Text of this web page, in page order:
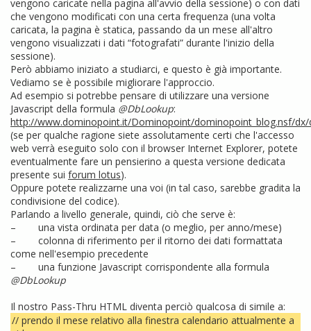
vengono caricate nella pagina all'avvio della sessione) o con dati
che vengono modificati con una certa frequenza (una volta
caricata, la pagina è statica, passando da un mese all'altro
vengono visualizzati i dati “fotografati” durante l'inizio della
sessione).
Però abbiamo iniziato a studiarci, e questo è già importante.
Vediamo se è possibile migliorare l'approccio.
Ad esempio si potrebbe pensare di utilizzare una versione
Javascript della formula @DbLookup:
http://www.dominopoint.it/Dominopoint/dominopoint_blog.nsf/dx/
(se per qualche ragione siete assolutamente certi che l'accesso
web verrà eseguito solo con il browser Internet Explorer, potete
eventualmente fare un pensierino a questa versione dedicata
presente sui forum lotus).
Oppure potete realizzarne una voi (in tal caso, sarebbe gradita la
condivisione del codice).
Parlando a livello generale, quindi, ciò che serve è:
– una vista ordinata per data (o meglio, per anno/mese)
– colonna di riferimento per il ritorno dei dati formattata
come nell'esempio precedente
– una funzione Javascript corrispondente alla formula
@DbLookup
Il nostro Pass-Thru HTML diventa perciò qualcosa di simile a:
// prendo il mese relativo alla finestra calendario attualmente a